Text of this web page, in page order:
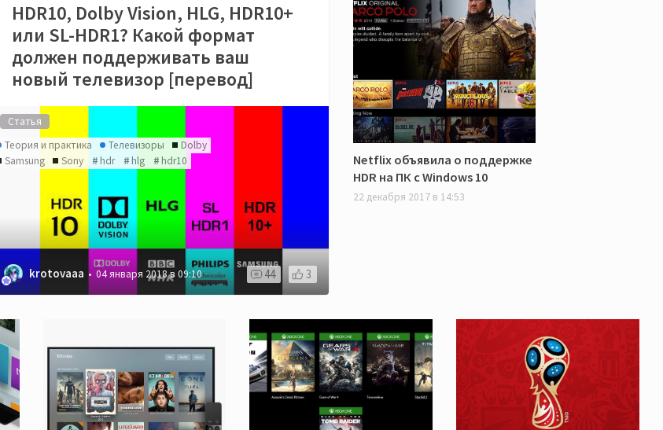
HDR10, Dolby Vision, HLG, HDR10+
или SL-HDR1? Какой формат
должен поддерживать ваш
новый телевизор [перевод]
Статья
Теория и практика
Телевизоры
Dolby
Samsung
Sony hdr hlg hdr10
krotovaaa 04 января 2018 в 09:10 44 3
Netflix объявила о поддержке
HDR на ПК с Windows 10
22 декабря 2017 в 14:53